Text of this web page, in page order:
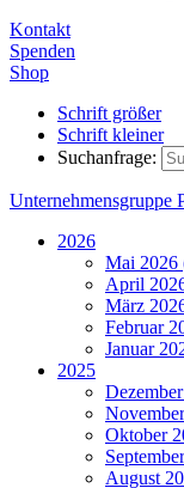
Kontakt
Spenden
Shop
Schrift größer
Schrift kleiner
Suchanfrage:
Unternehmensgruppe
2026
Mai 2026
April
März
Februar
Januar
2025
Oktober
August